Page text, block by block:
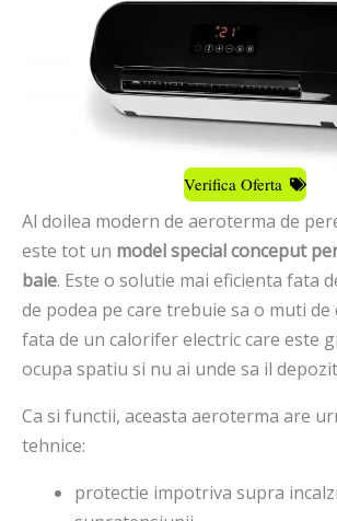
Verifica Oferta
Al doilea modern de aeroterma de
este tot un model special conceput
baie. Este o solutie mai eficienta fata
de podea pe care trebuie sa o muti de
fata de un calorifer electric care este
ocupa spatiu si nu ai unde sa il
Ca si functii, aceasta aeroterma are
tehnice:
protectie impotriva supra